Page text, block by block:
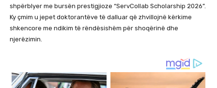
shpërblyer me bursën prestigjioze “ServCollab Scholarship 2026”.
Ky çmim u jepet doktorantëve të dalluar që zhvillojnë kërkime
shkencore me ndikim të rëndësishëm për shoqërinë dhe
njerëzimin.